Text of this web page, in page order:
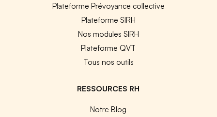
Plateforme Prévoyance collective
Plateforme SIRH
Nos modules SIRH
Plateforme QVT
Tous nos outils
RESSOURCES RH
Notre Blog